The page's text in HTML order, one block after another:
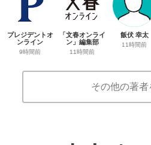
プレジデントオ
ンライン
9時間前
「文春オンライ
ン」編集部
11時間前
飯伏 幸太
11時間前
その他の著者